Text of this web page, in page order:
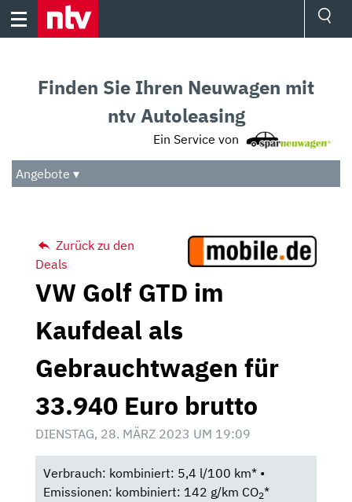
Skip
Audio
Das Beste
Finden Sie Ihren Neuwagen mit
ntv Autoleasing
Ein Service von
Angebote ▾
Zurück zu den
Deals
VW Golf GTD im
Kaufdeal als
Gebrauchtwagen für
33.940 Euro brutto
DIENSTAG, 28. MÄRZ 2023 UM 19:09
Verbrauch: kombiniert: 5,4 l/100 km* •
Emissionen: kombiniert: 142 g/km CO2*